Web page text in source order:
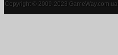
Copyright © 2009-2023 GameWay.com.ua